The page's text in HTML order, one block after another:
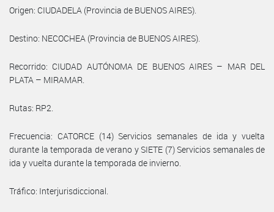
Origen: CIUDADELA (Provincia de BUENOS AIRES).
Destino: NECOCHEA (Provincia de BUENOS AIRES).
Recorrido: CIUDAD AUTÓNOMA DE BUENOS AIRES – MAR DEL
PLATA – MIRAMAR.
Rutas: RP2.
Frecuencia: CATORCE (14) Servicios semanales de ida y vuelta
durante la temporada de verano y SIETE (7) Servicios semanales de
ida y vuelta durante la temporada de invierno.
Tráfico: Interjurisdiccional.